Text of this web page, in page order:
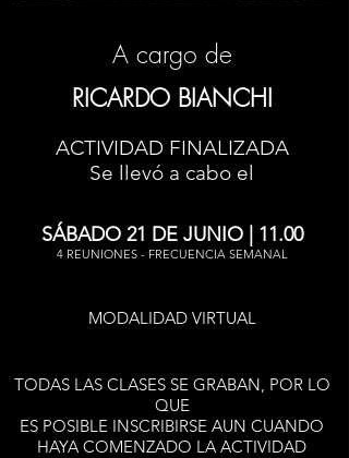
A cargo de
RICARDO BIANCHI
ACTIVIDAD FINALIZADA
Se llevó a cabo el
SÁBADO 21 DE JUNIO | 11.00
4 REUNIONES - FRECUENCIA SEMANAL
MODALIDAD VIRTUAL
TODAS LAS CLASES SE GRABAN, POR LO
QUE
ES POSIBLE INSCRIBIRSE AUN CUANDO
HAYA COMENZADO LA ACTIVIDAD